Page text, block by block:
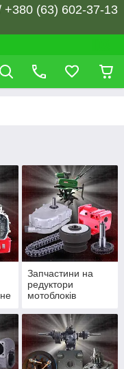
(63) 602-37-13
Запчастини на
редуктори
мотоблоків